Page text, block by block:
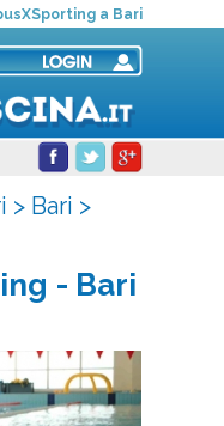
a Bari
> Bari >
- Bari